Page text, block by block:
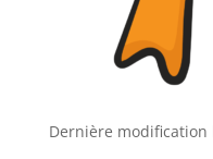
Dernière modification